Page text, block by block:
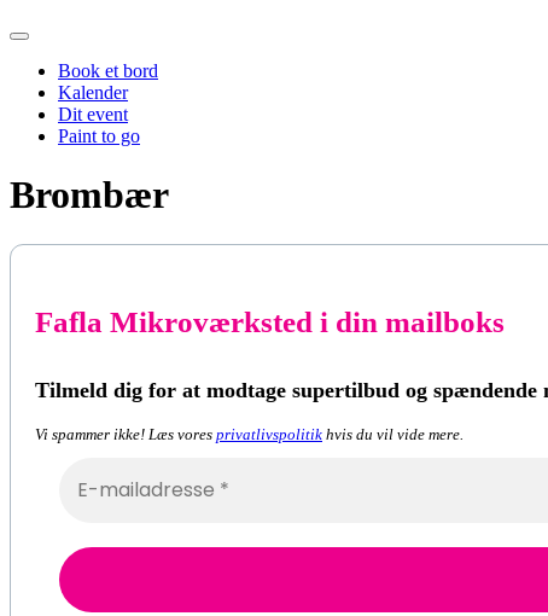
Book et bord
Kalender
Dit event
Paint to go
Brombær
Fafla Mikroværksted i din mailboks
Tilmeld dig for at modtage supertilbud og spændende
Vi spammer ikke! Læs vores privatlivspolitik hvis du vil vide mere.